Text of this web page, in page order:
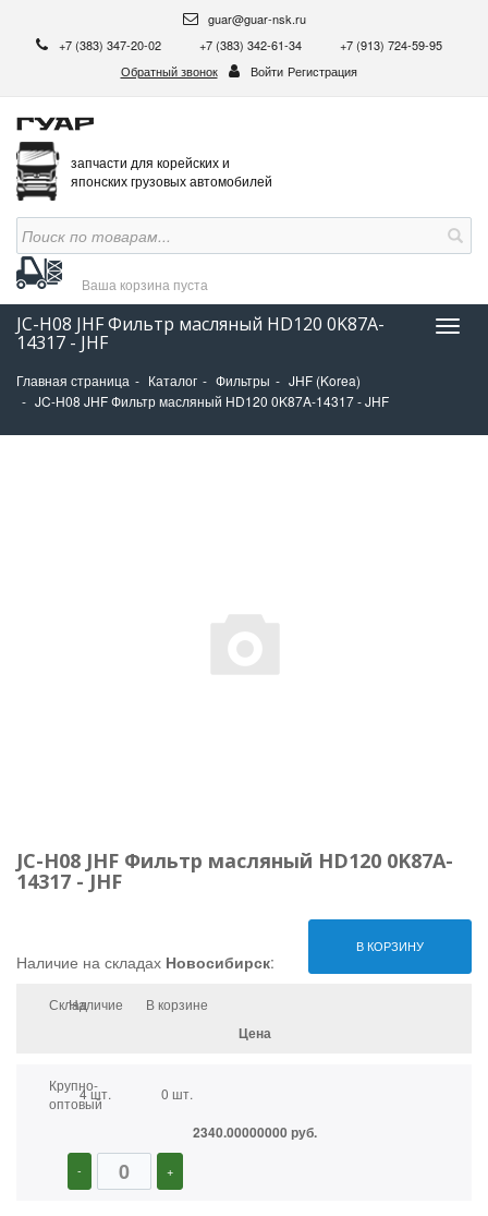
guar@guar-nsk.ru
+7 (383) 347-20-02
+7 (383) 342-61-34
+7 (913) 724-59-95
Обратный звонок
Войти Регистрация
запчасти для корейских и
японских грузовых автомобилей
Ваша корзина пуста
JC-H08 JHF Фильтр масляный HD120 0K87A-
14317 - JHF
Главная страница Каталог Фильтры
JHF (Korea)
JC-H08 JHF Фильтр масляный HD120 0K87A-14317 - JHF
JC-H08 JHF Фильтр масляный HD120 0K87A-
14317 - JHF
В КОРЗИНУ
Наличие на складах Новосибирск:
СкладНаличие В корзине
Цена
Крупно-
оптовый
4 шт. 0 шт.
2340.00000000 руб.
- +